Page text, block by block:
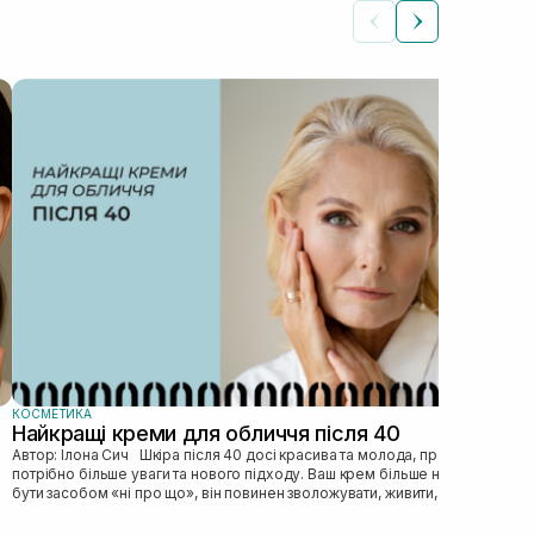
КОСМЕТИКА
Найкращі креми для обличчя після 40
Автор: Ілона Сич Шкіра після 40 досі красива та молода, просто їй
потрібно більше уваги та нового підходу. Ваш крем більше не може
бути засобом «ні про що», він повинен зволожувати, живити, покр...